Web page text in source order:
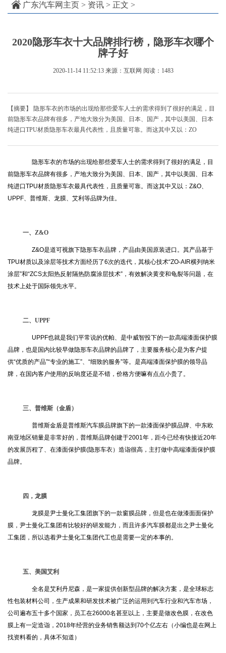
广东汽车网主页 > 资讯 > 正文 >
2020隐形车衣十大品牌排行榜，隐形车衣哪个
牌子好
2020-11-14 11:52:13 来源：互联网 阅读：1483
【摘要】 隐形车衣的市场的出现给那些爱车人士的需求得到了很好的满足，目
前隐形车衣品牌有很多，产地大致分为美国、日本、国产，其中以美国、日本
纯进口TPU材质隐形车衣最具代表性，且质量可靠。而这其中又以：ZO
隐形车衣的市场的出现给那些爱车人士的需求得到了很好的满足，目
前隐形车衣品牌有很多，产地大致分为美国、日本、国产，其中以美国、日本
纯进口TPU材质隐形车衣最具代表性，且质量可靠。而这其中又以：Z&O、
UPPF、普维斯、龙膜、艾利等品牌为佳。
一、Z&O
Z&O是道可视旗下隐形车衣品牌，产品由美国原装进口。其产品基于
TPU材质以及涂层等技术方面经历了6次的迭代，其核心技术“ZO-AIR横列纳米
涂层”和“ZCS太阳热反射隔热防腐涂层技术”，有效解决黄变和龟裂等问题，在
技术上处于国际领先水平。
二、UPPF
UPPF也就是我们平常说的优帕、是中威智投下的一款高端漆面保护膜
品牌，也是国内比较早做隐形车衣品牌的品牌了，主要服务核心是为客户提
供“优质的产品”“专业的施工”、“细致的服务”等。是高端漆面保护膜的领导品
牌，在国内客户使用的反响度还是不错，价格方便嘛有点点小贵了。
三、普维斯（金盾）
普维斯金盾是普维斯汽车膜品牌旗下的一款漆面保护膜品牌、中东欧
南亚地区销量是非常好的，普维斯品牌创建于2001年，距今已经有快接近20年
的发展历程了、在漆面保护膜(隐形车衣）造诣很高，主打做中高端漆面保护膜
品牌。
四，龙膜
龙膜是尹士曼化工集团旗下的一款窗膜品牌，但是也在做漆面面保护
膜，尹士曼化工集团有比较好的研发能力，而且许多汽车膜都是出之尹士曼化
工集团，所以选着尹士曼化工集团代工也是需要一定的本事的。
五、美国艾利
全名是艾利丹尼森，是一家提供创新型品牌的解决方案，是全球标志
性包装材料公司，生产成果和研发技术被广泛的运用到汽车行业和汽车市场，
公司遍布五十多个国家，员工在26000名甚至以上，主要是做改色膜，在改色
膜上有一定造诣，2018年经营的业务销售额达到70个亿左右（小编也是在网上
找资料看的，具体不知道）